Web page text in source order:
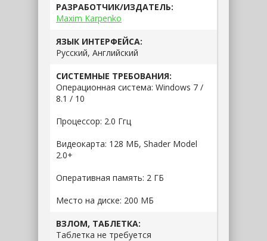
РАЗРАБОТЧИК/ИЗДАТЕЛЬ:
Maxim Karpenko
ЯЗЫК ИНТЕРФЕЙСА:
Русский, Английский
СИСТЕМНЫЕ ТРЕБОВАНИЯ:
Операционная система: Windows 7 /
8.1 / 10
Процессор: 2.0 Ггц
Видеокарта: 128 МБ, Shader Model
2.0+
Оперативная память: 2 ГБ
Место на диске: 200 МБ
ВЗЛОМ, ТАБЛЕТКА:
Таблетка не требуется